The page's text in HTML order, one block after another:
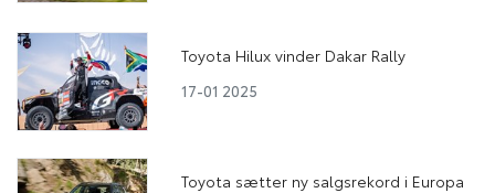
Toyota Hilux vinder Dakar Rally
17-01 2025
Toyota sætter ny salgsrekord i Europa